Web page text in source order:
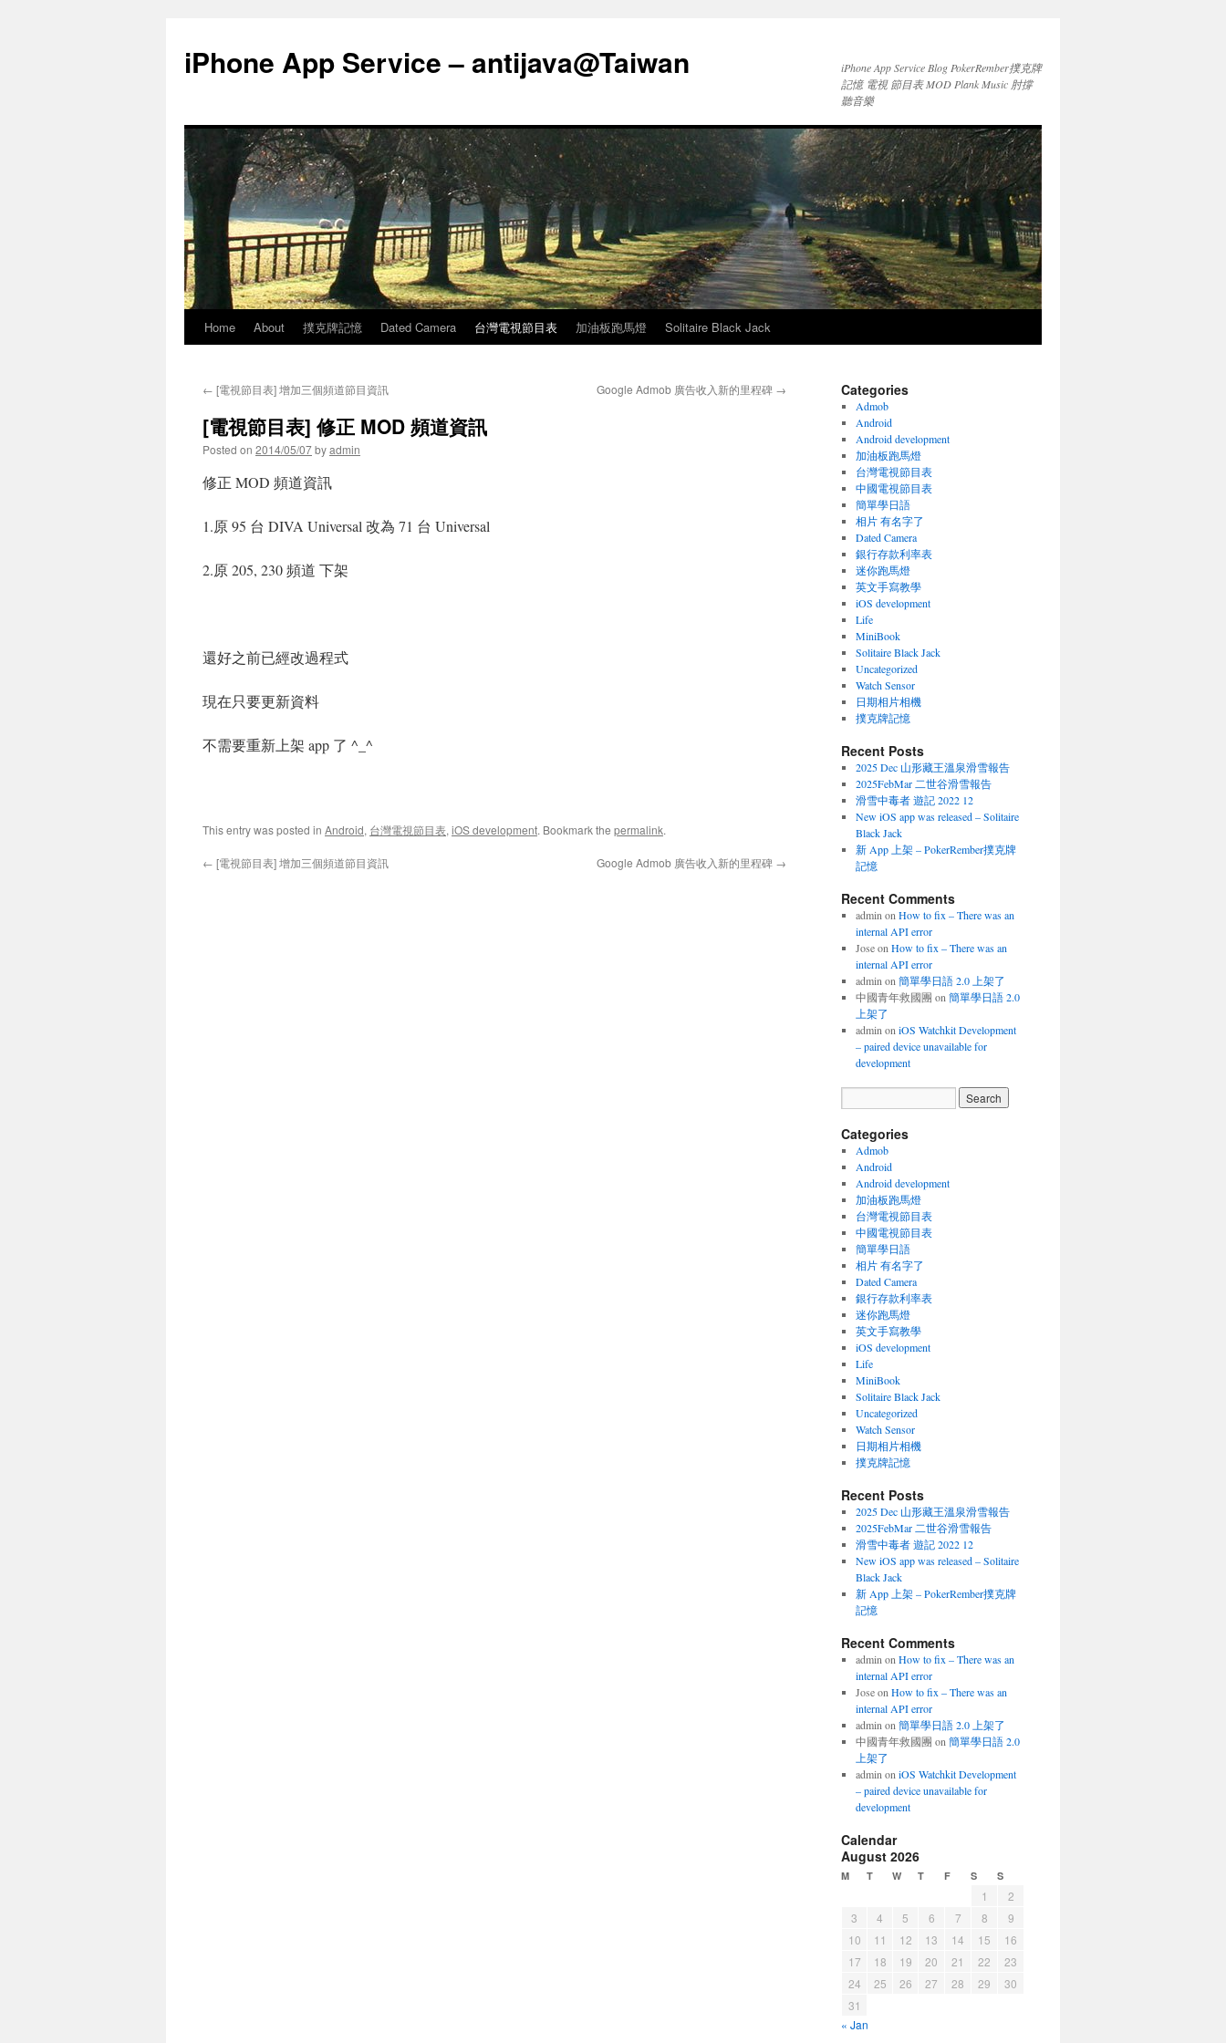
content
iPhone App Service – antijava@Taiwan
iPhone App Service Blog PokerRember撲克牌
記憶 電視 節目表 MOD Plank Music 肘撐
聽音樂
Home About 撲克牌記憶 Dated Camera 台灣電視節目表 加油板跑馬燈 Solitaire Black Jack
← [電視節目表] 增加三個頻道節目資訊 Google Admob 廣告收入新的里程碑 →
[電視節目表] 修正 MOD 頻道資訊
Posted on 2014/05/07byadmin
修正 MOD 頻道資訊
1.原 95 台 DIVA Universal 改為 71 台 Universal
2.原 205, 230 頻道 下架
還好之前已經改過程式
現在只要更新資料
不需要重新上架 app 了 ^_^
This entry was posted in Android, 台灣電視節目表, iOS development. Bookmark the permalink.
← [電視節目表] 增加三個頻道節目資訊 Google Admob 廣告收入新的里程碑 →
Categories
Admob
Android
Android development
加油板跑馬燈
台灣電視節目表
中國電視節目表
簡單學日語
相片 有名字了
Dated Camera
銀行存款利率表
迷你跑馬燈
英文手寫教學
iOS development
Life
MiniBook
Solitaire Black Jack
Uncategorized
Watch Sensor
日期相片相機
撲克牌記憶
Recent Posts
2025 Dec 山形藏王溫泉滑雪報告
2025FebMar 二世谷滑雪報告
滑雪中毒者 遊記 2022 12
New iOS app was released – Solitaire
Black Jack
新 App 上架 – PokerRember撲克牌
記憶
Recent Comments
admin on How to fix – There was an
internal API error
Joseon How to fix – There was an
internal API error
admin on 簡單學日語 2.0 上架了
中國青年救國團 on 簡單學日語 2.0
上架了
admin on iOS Watchkit Development
– paired device unavailable for
development
Categories
Admob
Android
Android development
加油板跑馬燈
台灣電視節目表
中國電視節目表
簡單學日語
相片 有名字了
Dated Camera
銀行存款利率表
迷你跑馬燈
英文手寫教學
iOS development
Life
MiniBook
Solitaire Black Jack
Uncategorized
Watch Sensor
日期相片相機
撲克牌記憶
Recent Posts
2025 Dec 山形藏王溫泉滑雪報告
2025FebMar 二世谷滑雪報告
滑雪中毒者 遊記 2022 12
New iOS app was released – Solitaire
Black Jack
新 App 上架 – PokerRember撲克牌
記憶
Recent Comments
admin on How to fix – There was an
internal API error
Joseon How to fix – There was an
internal API error
admin on 簡單學日語 2.0 上架了
中國青年救國團 on 簡單學日語 2.0
上架了
admin on iOS Watchkit Development
– paired device unavailable for
development
Calendar
August 2026
M T W T F S S
1
2
3
4 5 6 7 8
9
10
11 12 13 14 15
16
17
18 19 20 21 22
23
24
25 26 27 28 29
30
31
« Jan